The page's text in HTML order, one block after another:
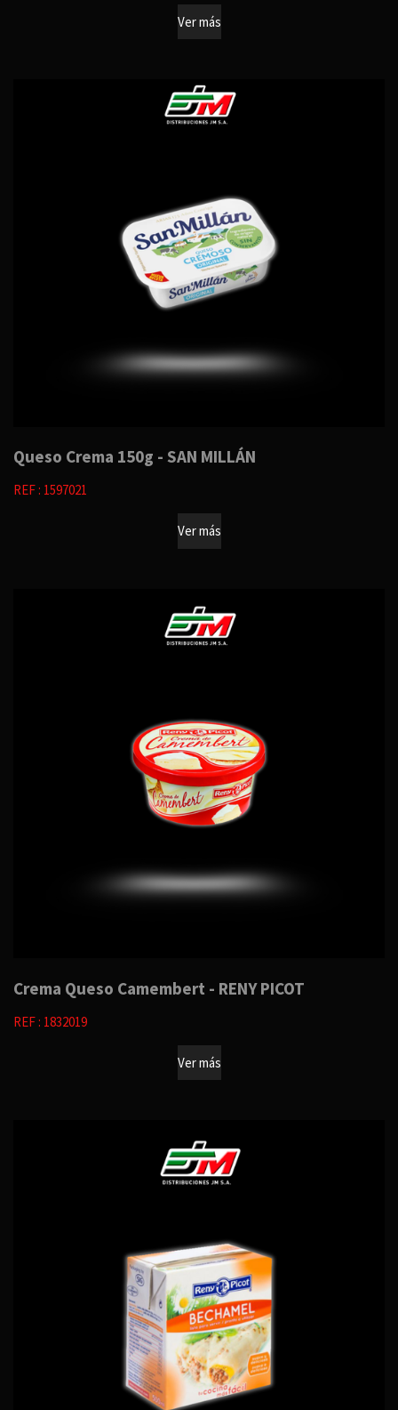
Ver más
Queso Crema 150g - SAN MILLÁN
REF : 1597021
Ver más
Crema Queso Camembert - RENY PICOT
REF : 1832019
Ver más